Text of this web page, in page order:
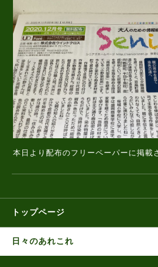
本日より配布のフリーペーパーに掲載
トップページ
日々のあれこれ